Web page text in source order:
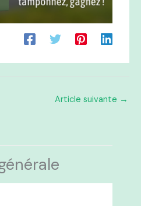
Article suivante →